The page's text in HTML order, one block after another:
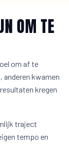
OM TE
om af te
anderen kwamen
kregen
traject
tempo en